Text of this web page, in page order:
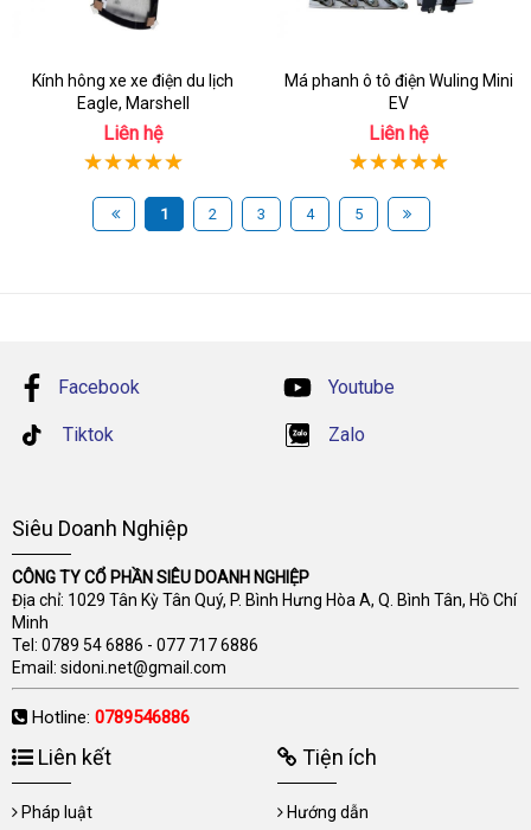
Kính hông xe xe điện du lịch
Eagle, Marshell
Liên hệ
Má phanh ô tô điện Wuling Mini
EV
Liên hệ
1 2 3 4 5
Facebook Youtube
Tiktok Zalo
Siêu Doanh Nghiệp
CÔNG TY CỔ PHẦN SIÊU DOANH NGHIỆP
Địa chỉ: 1029 Tân Kỳ Tân Quý, P. Bình Hưng Hòa A, Q. Bình Tân, Hồ Chí
Minh
Tel: 0789 54 6886 - 077 717 6886
Email: sidoni.net@gmail.com
Hotline: 0789546886
Liên kết
Pháp luật
Tiện ích
Hướng dẫn